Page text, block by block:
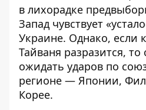
в лихорадке
Запад чувствует
Украине. Однако, если
Тайваня разразится, то
ожидать ударов по
регионе — Японии,
Корее.